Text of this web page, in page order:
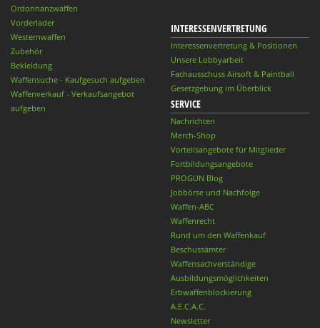
Ordonnanzwaffen
Vorderlader
Westernwaffen
Zubehör
Bekleidung
Waffensuche - Kaufgesuch aufgeben
Waffenverkauf - Verkaufsangebot
aufgeben
INTERESSENVERTRETUNG
Interessenvertretung & Positionen
Unsere Lobbyarbeit
Fachausschuss Airsoft & Paintball
Gesetzgebung im Überblick
SERVICE
Nachrichten
Merch-Shop
Vorteilsangebote für Mitglieder
Fortbildungsangebote
PROGUN Blog
Jobbörse und Nachfolge
Waffen-ABC
Waffenrecht
Rund um den Waffenkauf
Beschussämter
Waffensachverständige
Ausbildungsmöglichkeiten
Erbwaffenblockierung
A.E.C.A.C.
Newsletter